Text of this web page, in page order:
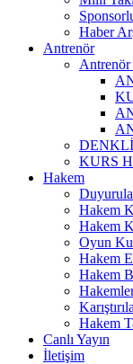
Haber
Antrenör
Antrenör
KURS
Hakem
Hakem
Hakem
Oyun
Hakem
Hakem
Hakem
Canlı Yayın
İletişim